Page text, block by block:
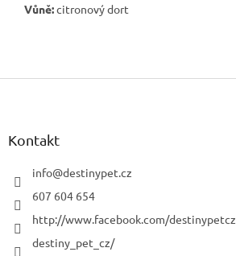
Vůně:citronový dort
Z
Kontakt
info@destinypet.cz
607 604 654
http://www.facebook.com/destinypetcz
destiny_pet_cz/